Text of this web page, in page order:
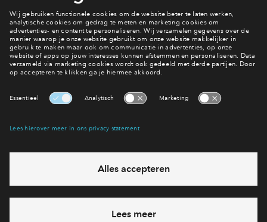
Contact
Interesse? Meld je dan snel aan
Hiermee blijf je op de hoogte van het belangrijkste nieuws en
Ja, ik wil mij aanmelden
Heb je een vraag en wil je direct antwoord? Bel ons op